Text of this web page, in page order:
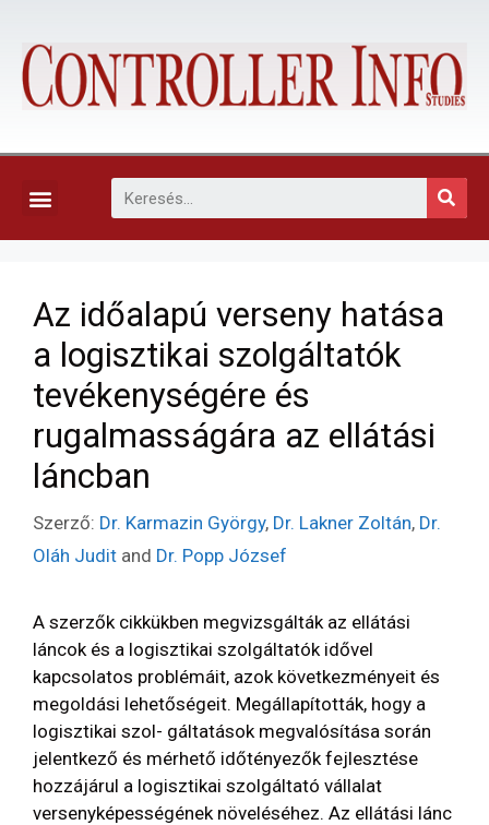
Az időalapú verseny hatása
a logisztikai szolgáltatók
tevékenységére és
rugalmasságára az ellátási
láncban
Szerző: Dr. Karmazin György, Dr. Lakner Zoltán, Dr.
Oláh Judit and Dr. Popp József
A szerzők cikkükben megvizsgálták az ellátási
láncok és a logisztikai szolgáltatók idővel
kapcsolatos problémáit, azok következményeit és
megoldási lehetőségeit. Megállapították, hogy a
logisztikai szol- gáltatások megvalósítása során
jelentkező és mérhető időtényezők fejlesztése
hozzájárul a logisztikai szolgáltató vállalat
versenyképességének növeléséhez. Az ellátási lánc